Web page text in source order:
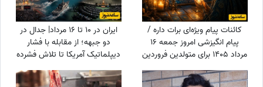
کائنات پیام ویژه‌ای برات داره /
پیام انگیزشی امروز جمعه 16
مرداد 1405 برای متولدین فروردین
تا اسفند: امروز زمان درخشیدن
توست + ویدئو
ایران در 10 تا 16 مرداد| جدال در
دو جبهه؛ از مقابله با فشار
دیپلماتیک آمریکا تا تلاش فشرده
دولت برای حل ناترازی برق